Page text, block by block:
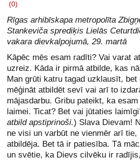
(0)
Rīgas arhibīskapa metropolīta
Stankeviča sprediķis Lielās
vakara dievkalpojumā, 29. martā
Kāpēc mēs esam radīti? Vai varat
uzreiz. Kāda ir pirmā atbilde, kas
Man grūti katru tagad uzklausīt, bet
mēģināt atbildēt sevī vai arī to
mājasdarbu. Gribu pateikt, ka
laimei. Ticat? Bet vai jūtaties
atbild apstiprinoši.) Slava Dievam!
ne visi un varbūt ne vienmēr arī tie,
atbildēja. Bet tā ir patiesība. Tā
un svētie, ka Dievs cilvēku ir